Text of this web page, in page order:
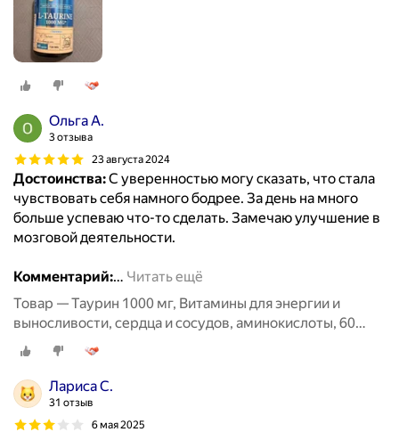
Ольга А.
3 отзыва
23 августа 2024
Достоинства:С уверенностью могу сказать, что стала
чувствовать себя намного бодрее. За день на много
больше успеваю что-то сделать. Замечаю улучшение в
мозговой деятельности.
Комментарий:… Читать ещё
Товар — Таурин 1000 мг, Витамины для энергии и
выносливости, сердца и сосудов, аминокислоты, 60
капсул / MedCraft
Лариса С.
31 отзыв
6 мая 2025